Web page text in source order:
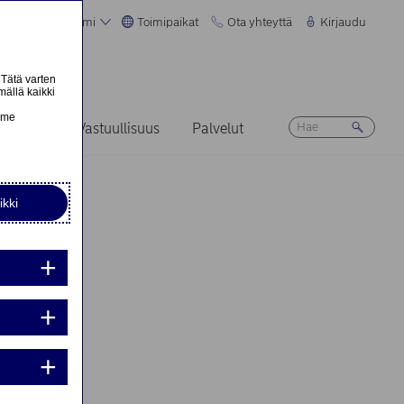
Suomi Toimipaikat Ota yhteyttä Kirjaudu
Vastuullisuus Palvelut
varten
kaikki